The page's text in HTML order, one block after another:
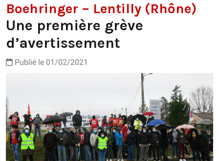
Boehringer – Lentilly (Rhône)
Une première grève
d’avertissement
Publié le 01/02/2021